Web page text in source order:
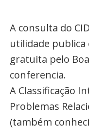
A consulta do
utilidade
gratuita pelo
conferencia.
A Classificação
Problemas
(também